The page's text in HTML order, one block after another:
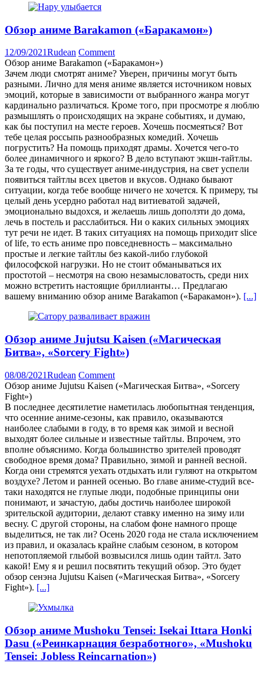
Обзор аниме Barakamon («Баракамон»)
12/09/2021Rudean Comment
Обзор аниме Barakamon («Баракамон»)
Зачем люди смотрят аниме? Уверен, причины могут быть
разными. Лично для меня аниме является источником новых
эмоций, которые в зависимости от выбранного жанра могут
кардинально различаться. Кроме того, при просмотре я люблю
размышлять о происходящих на экране событиях, и думаю,
как бы поступил на месте героев. Хочешь посмеяться? Вот
тебе целая россыпь разнообразных комедий. Хочешь
погрустить? На помощь приходят драмы. Хочется чего-то
более динамичного и яркого? В дело вступают экшн-тайтлы.
За те годы, что существует аниме-индустрия, на свет успели
появиться тайтлы всех цветов и вкусов. Однако бывают
ситуации, когда тебе вообще ничего не хочется. К примеру, ты
целый день усердно работал над витиеватой задачей,
эмоционально выдохся, и желаешь лишь доползти до дома,
лечь в постель и расслабиться. Ни о каких сильных эмоциях
тут речи не идет. В таких ситуациях на помощь приходит slice
of life, то есть аниме про повседневность – максимально
простые и легкие тайтлы без какой-либо глубокой
философской нагрузки. Но не стоит обманываться их
простотой – несмотря на свою незамысловатость, среди них
можно встретить настоящие бриллианты… Предлагаю
вашему вниманию обзор аниме Barakamon («Баракамон»). [...]
Обзор аниме Jujutsu Kaisen («Магическая
Битва», «Sorcery Fight»)
08/08/2021Rudean Comment
Обзор аниме Jujutsu Kaisen («Магическая Битва», «Sorcery
Fight»)
В последнее десятилетие наметилась любопытная тенденция,
что осенние аниме-сезоны, как правило, оказываются
наиболее слабыми в году, в то время как зимой и весной
выходят более сильные и известные тайтлы. Впрочем, это
вполне объяснимо. Когда большинство зрителей проводят
свободное время дома? Правильно, зимой и ранней весной.
Когда они стремятся уехать отдыхать или гуляют на открытом
воздухе? Летом и ранней осенью. Во главе аниме-студий все-
таки находятся не глупые люди, подобные принципы они
понимают, и зачастую, дабы достичь наиболее широкой
зрительской аудитории, делают ставку именно на зиму или
весну. С другой стороны, на слабом фоне намного проще
выделиться, не так ли? Осень 2020 года не стала исключением
из правил, и оказалась крайне слабым сезоном, в котором
непотопляемой глыбой возвысился лишь один тайтл. Зато
какой! Ему я и решил посвятить текущий обзор. Это будет
обзор сенэна Jujutsu Kaisen («Магическая Битва», «Sorcery
Fight»). [...]
Обзор аниме Mushoku Tensei: Isekai Ittara Honki
Dasu («Реинкарнация безработного», «Mushoku
Tensei: Jobless Reincarnation»)